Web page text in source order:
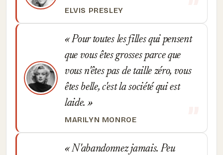
ELVIS PRESLEY
Pour toutes les filles qui pensent
que vous êtes grosses parce que
vous n'êtes pas de taille zéro, vous
êtes belle, c'est la société qui est
laide.
MARILYN MONROE
N'abandonnez jamais. Peu